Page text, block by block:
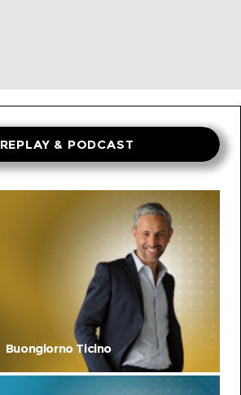
REPLAY & PODCAST
Buongiorno Ticino